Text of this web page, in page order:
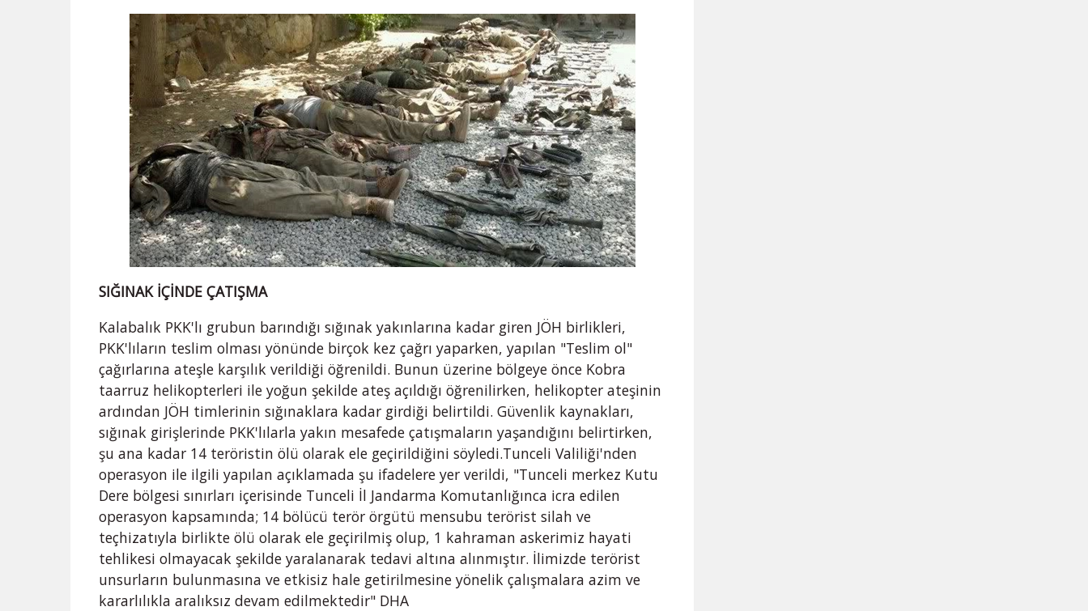
SIĞINAK İÇİNDE ÇATIŞMA
Kalabalık PKK'lı grubun barındığı sığınak yakınlarına kadar giren JÖH birlikleri,
PKK'lıların teslim olması yönünde birçok kez çağrı yaparken, yapılan "Teslim ol"
çağırlarına ateşle karşılık verildiği öğrenildi. Bunun üzerine bölgeye önce Kobra
taarruz helikopterleri ile yoğun şekilde ateş açıldığı öğrenilirken, helikopter ateşinin
ardından JÖH timlerinin sığınaklara kadar girdiği belirtildi. Güvenlik kaynakları,
sığınak girişlerinde PKK'lılarla yakın mesafede çatışmaların yaşandığını belirtirken,
şu ana kadar 14 teröristin ölü olarak ele geçirildiğini söyledi.Tunceli Valiliği'nden
operasyon ile ilgili yapılan açıklamada şu ifadelere yer verildi, "Tunceli merkez Kutu
Dere bölgesi sınırları içerisinde Tunceli İl Jandarma Komutanlığınca icra edilen
operasyon kapsamında; 14 bölücü terör örgütü mensubu terörist silah ve
teçhizatıyla birlikte ölü olarak ele geçirilmiş olup, 1 kahraman askerimiz hayati
tehlikesi olmayacak şekilde yaralanarak tedavi altına alınmıştır. İlimizde terörist
unsurların bulunmasına ve etkisiz hale getirilmesine yönelik çalışmalara azim ve
kararlılıkla aralıksız devam edilmektedir" DHA